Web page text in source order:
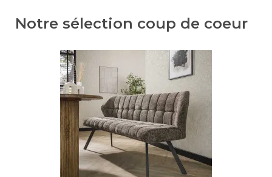
Notre sélection coup de coeur